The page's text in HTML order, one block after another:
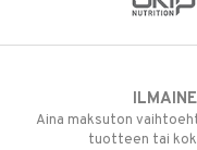
Aina maksuton
tuotteen tai